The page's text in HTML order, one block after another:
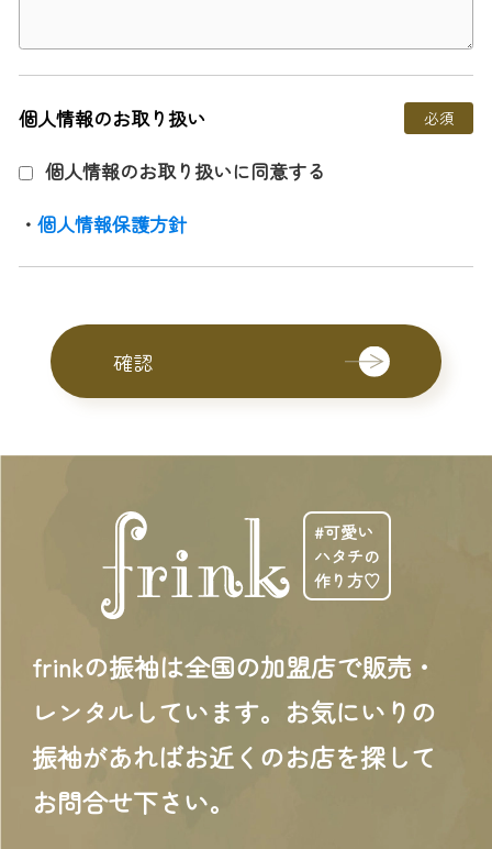
個人情報のお取り扱い 必須
個人情報のお取り扱いに同意する
・個人情報保護方針
確認
#可愛い
ハタチの
作り方♡
frinkの振袖は全国の加盟店で販売・
レンタルしています。お気にいりの
振袖があればお近くのお店を探して
お問合せ下さい。